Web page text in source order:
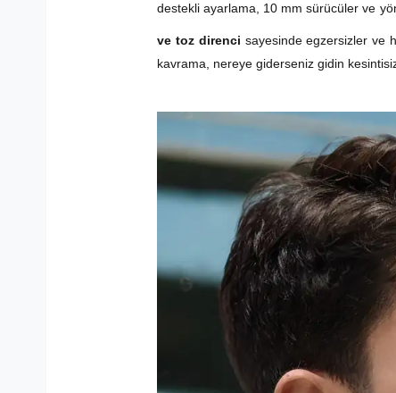
destekli ayarlama, 10 mm sürücüler ve
ve toz direnci sayesinde egzersizler ve
kavrama, nereye giderseniz gidin